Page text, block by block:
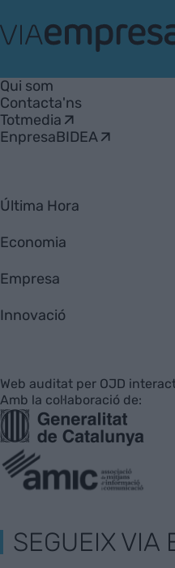
Empresa
Qui som
Contacta'ns
Totmedia
EnpresaBIDEA
Última Hora
Economia
Empresa
Innovació
Web auditat per OJD
Amb la col·laboració de:
SEGUEIX VIA